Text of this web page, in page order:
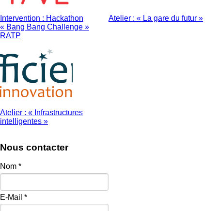
Intervention : Hackathon
« Bang Bang Challenge »
RATP
Atelier : « La gare du futur »
Atelier : « Infrastructures
intelligentes »
Nous contacter
Nom *
E-Mail *